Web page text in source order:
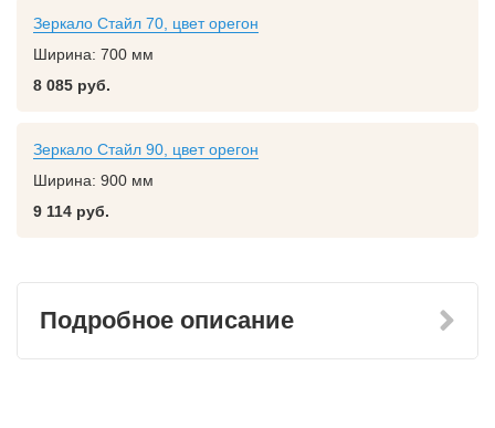
Зеркало Стайл 70, цвет орегон
Ширина: 700 мм
8 085 руб.
Зеркало Стайл 90, цвет орегон
Ширина: 900 мм
9 114 руб.
Подробное описание